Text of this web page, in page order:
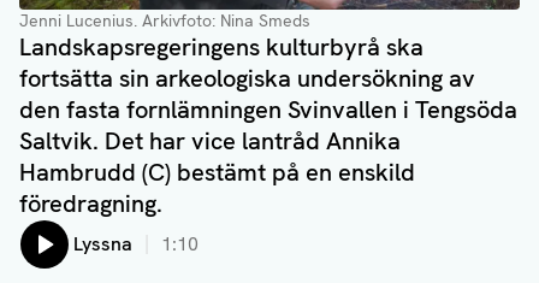
Jenni Lucenius. Arkivfoto: Nina Smeds
Landskapsregeringens kulturbyrå ska
fortsätta sin arkeologiska undersökning av
den fasta fornlämningen Svinvallen i Tengsöda
Saltvik. Det har vice lantråd Annika
Hambrudd (C) bestämt på en enskild
föredragning.
Lyssna 1:10